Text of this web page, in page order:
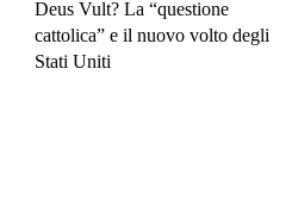
Deus Vult? La “questione
cattolica” e il nuovo volto degli
Stati Uniti